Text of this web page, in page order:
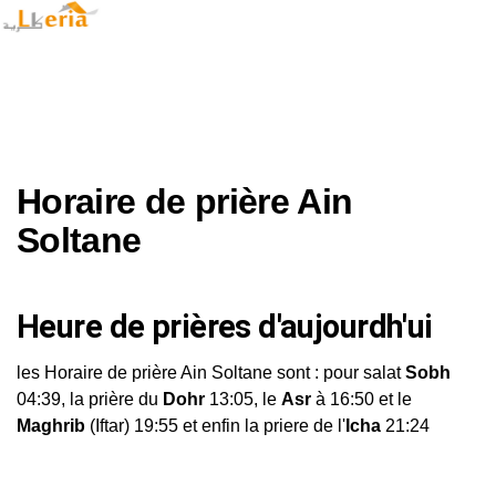
Horaire de prière Ain
Soltane
Heure de prières d'aujourdh'ui
les Horaire de prière Ain Soltane sont : pour salatSobh
04:39, la prière du Dohr 13:05, le Asr à 16:50 et le
Maghrib (Iftar) 19:55 et enfin la priere de l' Icha 21:24